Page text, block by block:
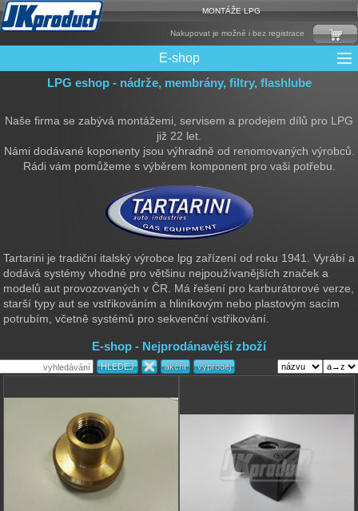
MONTÁŽE LPG
Nakupovat je možné i bez registrace
E-shop
CNG Nádrže
Elektronika + Emulátory
Filtry + Membrány
LPG Nádrže
Mixy + protizášlehové klapky
Multiventily + příslušenství
Ochrana Motoru
Přepínače
Rámy nádrží
Redukce plnění
Reduktory
Řídící jednotky + Testry
Sady + vstřikovače
Spojovací Materiál
Spotřební materiál
Trubky a Hadice
Ventily
LPG eshop - nádrže, membrány, filtry, flashlube
Naše firma se zabývá montážemi, servisem a prodejem dílů pro LPG
již 22 let.
Námi dodávané koponenty jsou výhradně od renomovaných výrobců.
Rádi vám pomůžeme s výběrem komponent pro vaši potřebu.
Tartarini je tradiční italský výrobce lpg zařízení od roku 1941. Vyrábí a
dodává systémy vhodné pro většinu nejpoužívanějších značek a
modelů aut provozovaných v ČR. Má řešení pro karburátorové verze,
starší typy aut se vstřikováním a hliníkovým nebo plastovým sacím
potrubím, včetně systémů pro sekvenční vstřikování.
E-shop - Nejprodánavější zboží